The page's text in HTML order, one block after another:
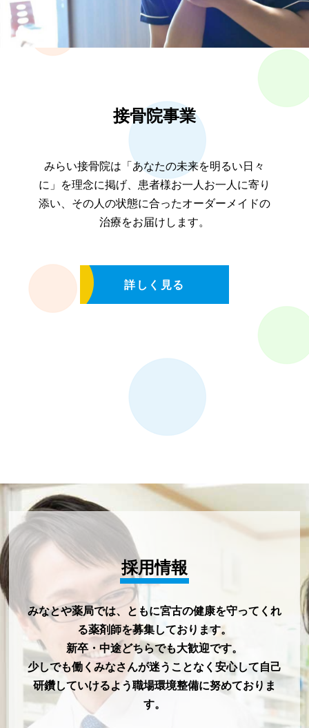
接骨院事業
みらい接骨院は「あなたの未来を明るい日々
に」を理念に掲げ、患者様お一人お一人に寄り
添い、その人の状態に合ったオーダーメイドの
治療をお届けします。
詳しく見る
採用情報
みなとや薬局では、ともに宮古の健康を守ってくれ
る薬剤師を募集しております。
新卒・中途どちらでも大歓迎です。
少しでも働くみなさんが迷うことなく安心して自己
研鑽していけるよう職場環境整備に努めておりま
す。